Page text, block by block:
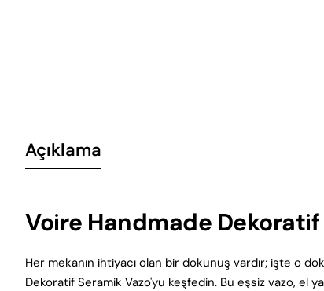
Açıklama
Voire Handmade Dekoratif
Her mekanın ihtiyacı olan bir dokunuş vardır; işte o
Dekoratif Seramik Vazo'yu keşfedin. Bu eşsiz vazo, el